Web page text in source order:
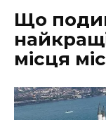
Що
місця